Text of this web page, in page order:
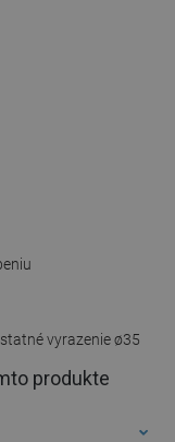
vyrazenie ø35
produkte